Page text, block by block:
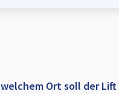
Ort soll der Lift